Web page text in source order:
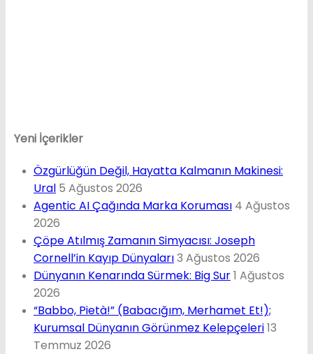
Yeni İçerikler
Özgürlüğün Değil, Hayatta Kalmanın Makinesi:
Ural 5 Ağustos 2026
Agentic AI Çağında Marka Koruması 4 Ağustos
2026
Çöpe Atılmış Zamanın Simyacısı: Joseph
Cornell’in Kayıp Dünyaları3 Ağustos 2026
Dünyanın Kenarında Sürmek: Big Sur1 Ağustos
2026
“Babbo, Pietà!” (Babacığım, Merhamet Et!);
Kurumsal Dünyanın Görünmez Kelepçeleri13
Temmuz 2026